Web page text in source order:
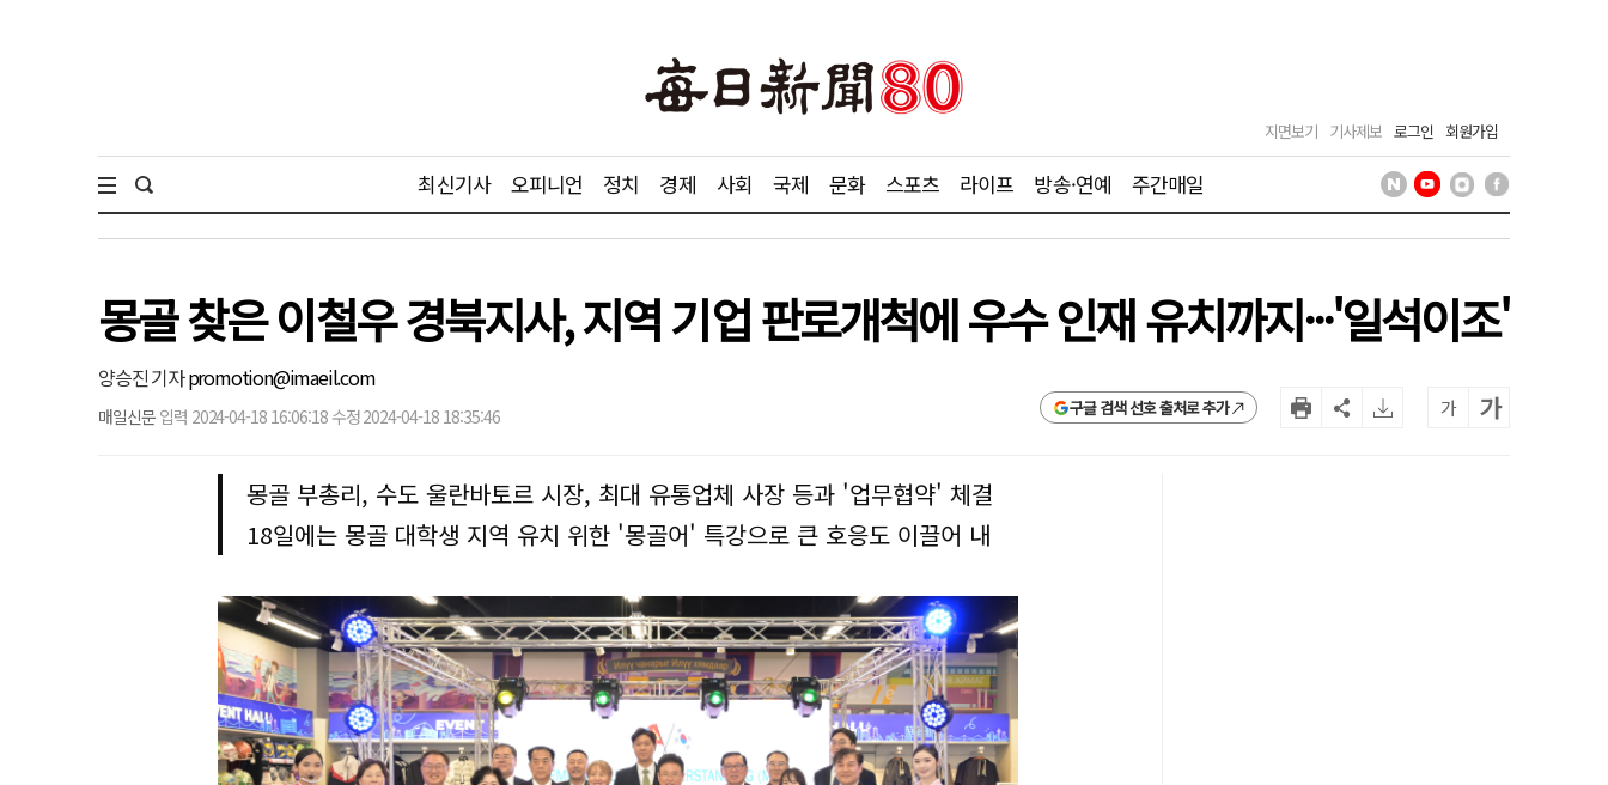
지면보기 기사제보 로그인 회원가입
최신기사 오피니언 정치 경제 사회 국제 문화 스포츠 라이프 방송·연예 주간매일
몽골 찾은 이철우 경북지사, 지역 기업 판로개척에 우수 인재 유치까지···'일석이조'
양승진 기자promotion@imaeil.com
매일신문 입력 2024-04-18 16:06:18 수정 2024-04-18 18:35:46 구글 검색 선호 출처로 추가 가 가
몽골 부총리, 수도 울란바토르 시장, 최대 유통업체 사장 등과 '업무협약' 체결
18일에는 몽골 대학생 지역 유치 위한 '몽골어' 특강으로 큰 호응도 이끌어 내